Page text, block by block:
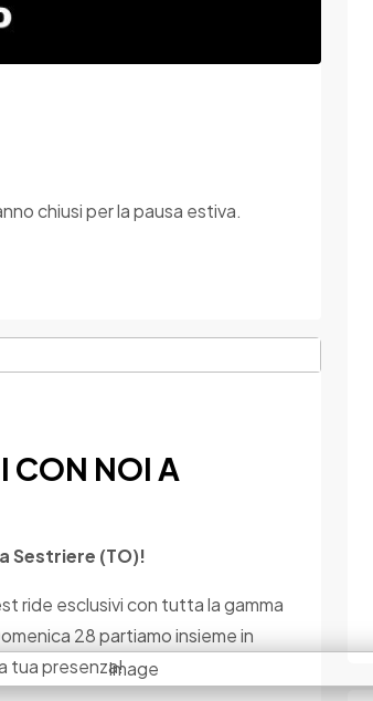
chiusi per la pausa estiva.
CON NOI A
Sestriere (TO)!
ride esclusivi con tutta la gamma
28 partiamo insieme in
tua presenza!